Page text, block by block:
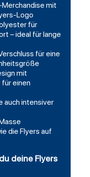
mit
Logo
für
– ideal für lange
für eine
mit
einen
auch intensiver
die Flyers auf
deine Flyers